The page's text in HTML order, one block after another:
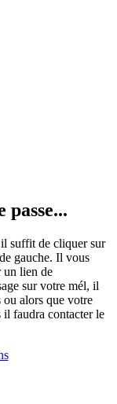
passe...
il suffit de cliquer sur
gauche. Il vous
un lien de
sur votre mél, il
ou alors que votre
il faudra contacter le